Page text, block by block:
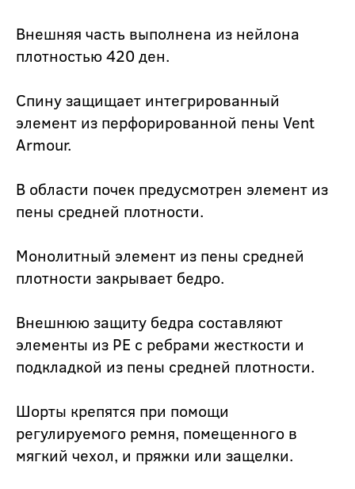
Внешняя часть выполнена из нейлона
плотностью 420 ден.
Спину защищает интегрированный
элемент из перфорированной пены Vent
Armour.
В области почек предусмотрен элемент из
пены средней плотности.
Монолитный элемент из пены средней
плотности закрывает бедро.
Внешнюю защиту бедра составляют
элементы из РЕ с ребрами жесткости и
подкладкой из пены средней плотности.
Шорты крепятся при помощи
регулируемого ремня, помещенного в
мягкий чехол, и пряжки или защелки.